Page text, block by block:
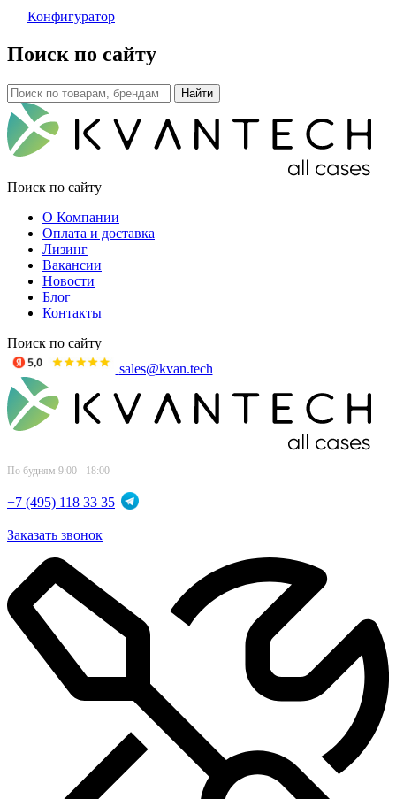
Конфигуратор
Поиск по сайту
Поиск по сайту
О Компании
Оплата и доставка
Лизинг
Вакансии
Новости
Блог
Контакты
Поиск по сайту
sales@kvan.tech
По будням 9:00 - 18:00
+7 (495) 118 33 35
Заказать звонок